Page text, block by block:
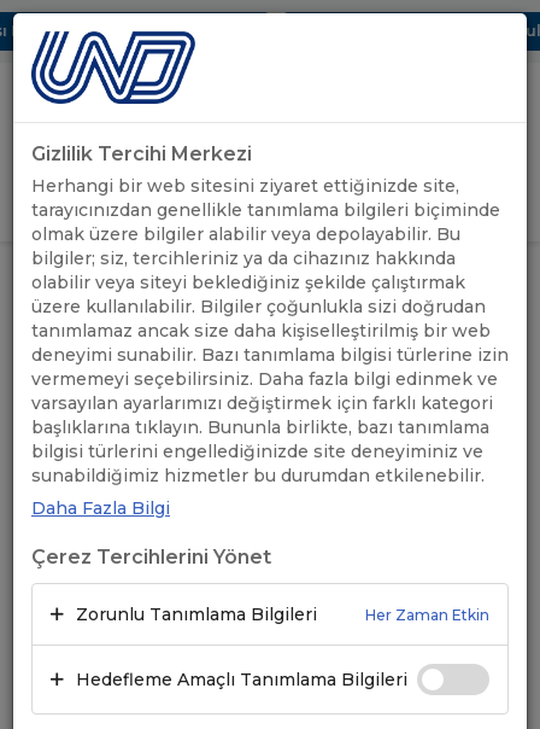
UBAK Bölümü Hakkında UND, Yunanistan Vize
Uluslararası Nakliyeciler Derneği
GİRİŞ YAP
ANASAYFA
ÖNEMLİ
DUYURULAR
/
ÖNEMLİ! ALMANYA’NIN 17 ARALIK
2024 TARİHİ İTİBARİYLE TIR
ŞOFÖRLERİNİN VİZE
BAŞVURULARINI ALMAYI
DURDURMASI HAKKINDA
BİLGİLENDİRME
ÖNEMLİ! ALMANYA’NIN 17
ARALIK 2024 TARİHİ
İTİBARİYLE TIR
ŞOFÖRLERİNİN VİZE
BAŞVURULARINI ALMAYI
DURDURMASI HAKKINDA
BİLGİLENDİRME
Gizlilik Tercihi Merkezi
Herhangi bir web sitesini ziyaret ettiğinizde site,
tarayıcınızdan genellikle tanımlama bilgileri biçiminde
olmak üzere bilgiler alabilir veya depolayabilir. Bu
bilgiler; siz, tercihleriniz ya da cihazınız hakkında
olabilir veya siteyi beklediğiniz şekilde çalıştırmak
üzere kullanılabilir. Bilgiler çoğunlukla sizi doğrudan
tanımlamaz ancak size daha kişiselleştirilmiş bir web
deneyimi sunabilir. Bazı tanımlama bilgisi türlerine izin
vermemeyi seçebilirsiniz. Daha fazla bilgi edinmek ve
varsayılan ayarlarımızı değiştirmek için farklı kategori
başlıklarına tıklayın. Bununla birlikte, bazı tanımlama
bilgisi türlerini engellediğinizde site deneyiminiz ve
sunabildiğimiz hizmetler bu durumdan etkilenebilir.
Daha Fazla Bilgi
Çerez Tercihlerini Yönet
Zorunlu Tanımlama Bilgileri Her Zaman Etkin
Hedefleme Amaçlı Tanımlama Bilgileri